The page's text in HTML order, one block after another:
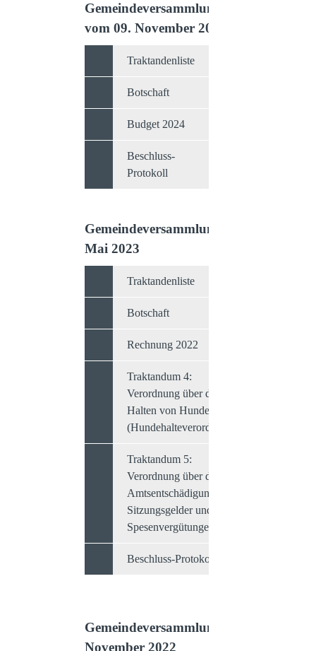
Gemeindeversammlung
vom 09. November 2023
Traktandenliste
Botschaft
Budget 2024
Beschluss-
Protokoll
Gemeindeversammlung vom 25.
Mai 2023
Traktandenliste
Botschaft
Rechnung 2022
Traktandum 4:
Verordnung über das
Halten von Hunden
(Hundehalteverordnung)
Traktandum 5:
Verordnung über die
Amtsentschädigungen,
Sitzungsgelder und
Spesenvergütungen
Beschluss-Protokoll
Gemeindeversammlung vom 10.
November 2022